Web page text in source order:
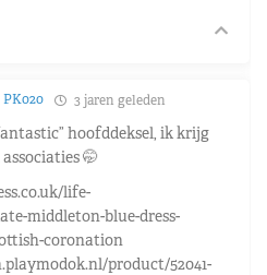
PK020 3 jaren geleden
hoofddeksel, ik krijg
🤭
life-
middleton-blue-dress-
coronation
product/52041-